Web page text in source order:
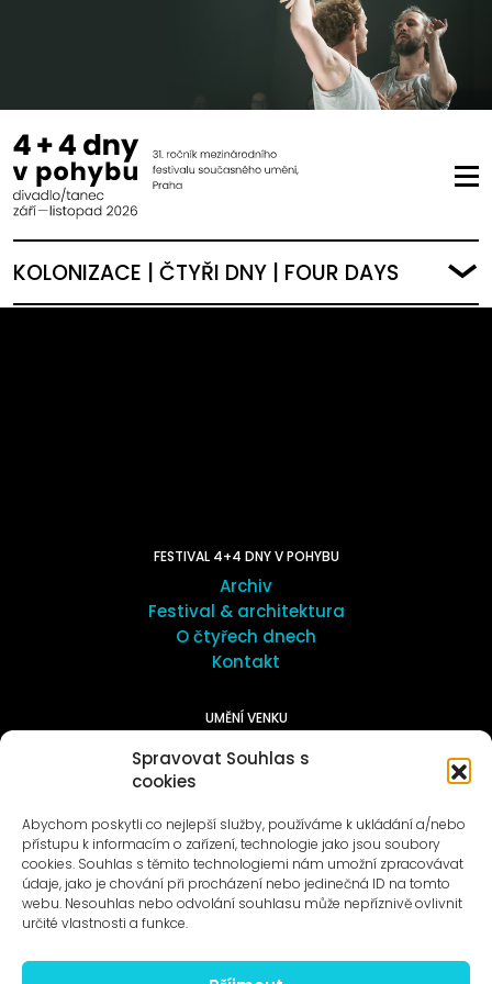
Spravovat Souhlas s
cookies
Abychom poskytli co nejlepší služby, používáme k ukládání a/nebo
přístupu k informacím o zařízení, technologie jako jsou soubory
cookies. Souhlas s těmito technologiemi nám umožní zpracovávat
údaje, jako je chování při procházení nebo jedinečná ID na tomto
webu. Nesouhlas nebo odvolání souhlasu může nepříznivě ovlivnit
určité vlastnosti a funkce.
KOLONIZACE | ČTYŘI DNY | FOUR DAYS
FESTIVAL 4+4 DNY V POHYBU
Archiv
Festival & architektura
O čtyřech dnech
Kontakt
UMĚNÍ VENKU
Galerie ProLuka
O umění v Motole
Novinky na e-mail